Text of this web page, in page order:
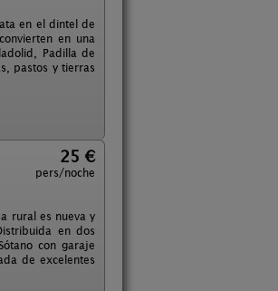
en el dintel de
en una
Padilla de
pastos y tierras
25 €
pers/noche
rural es nueva y
en dos
con garaje
de excelentes